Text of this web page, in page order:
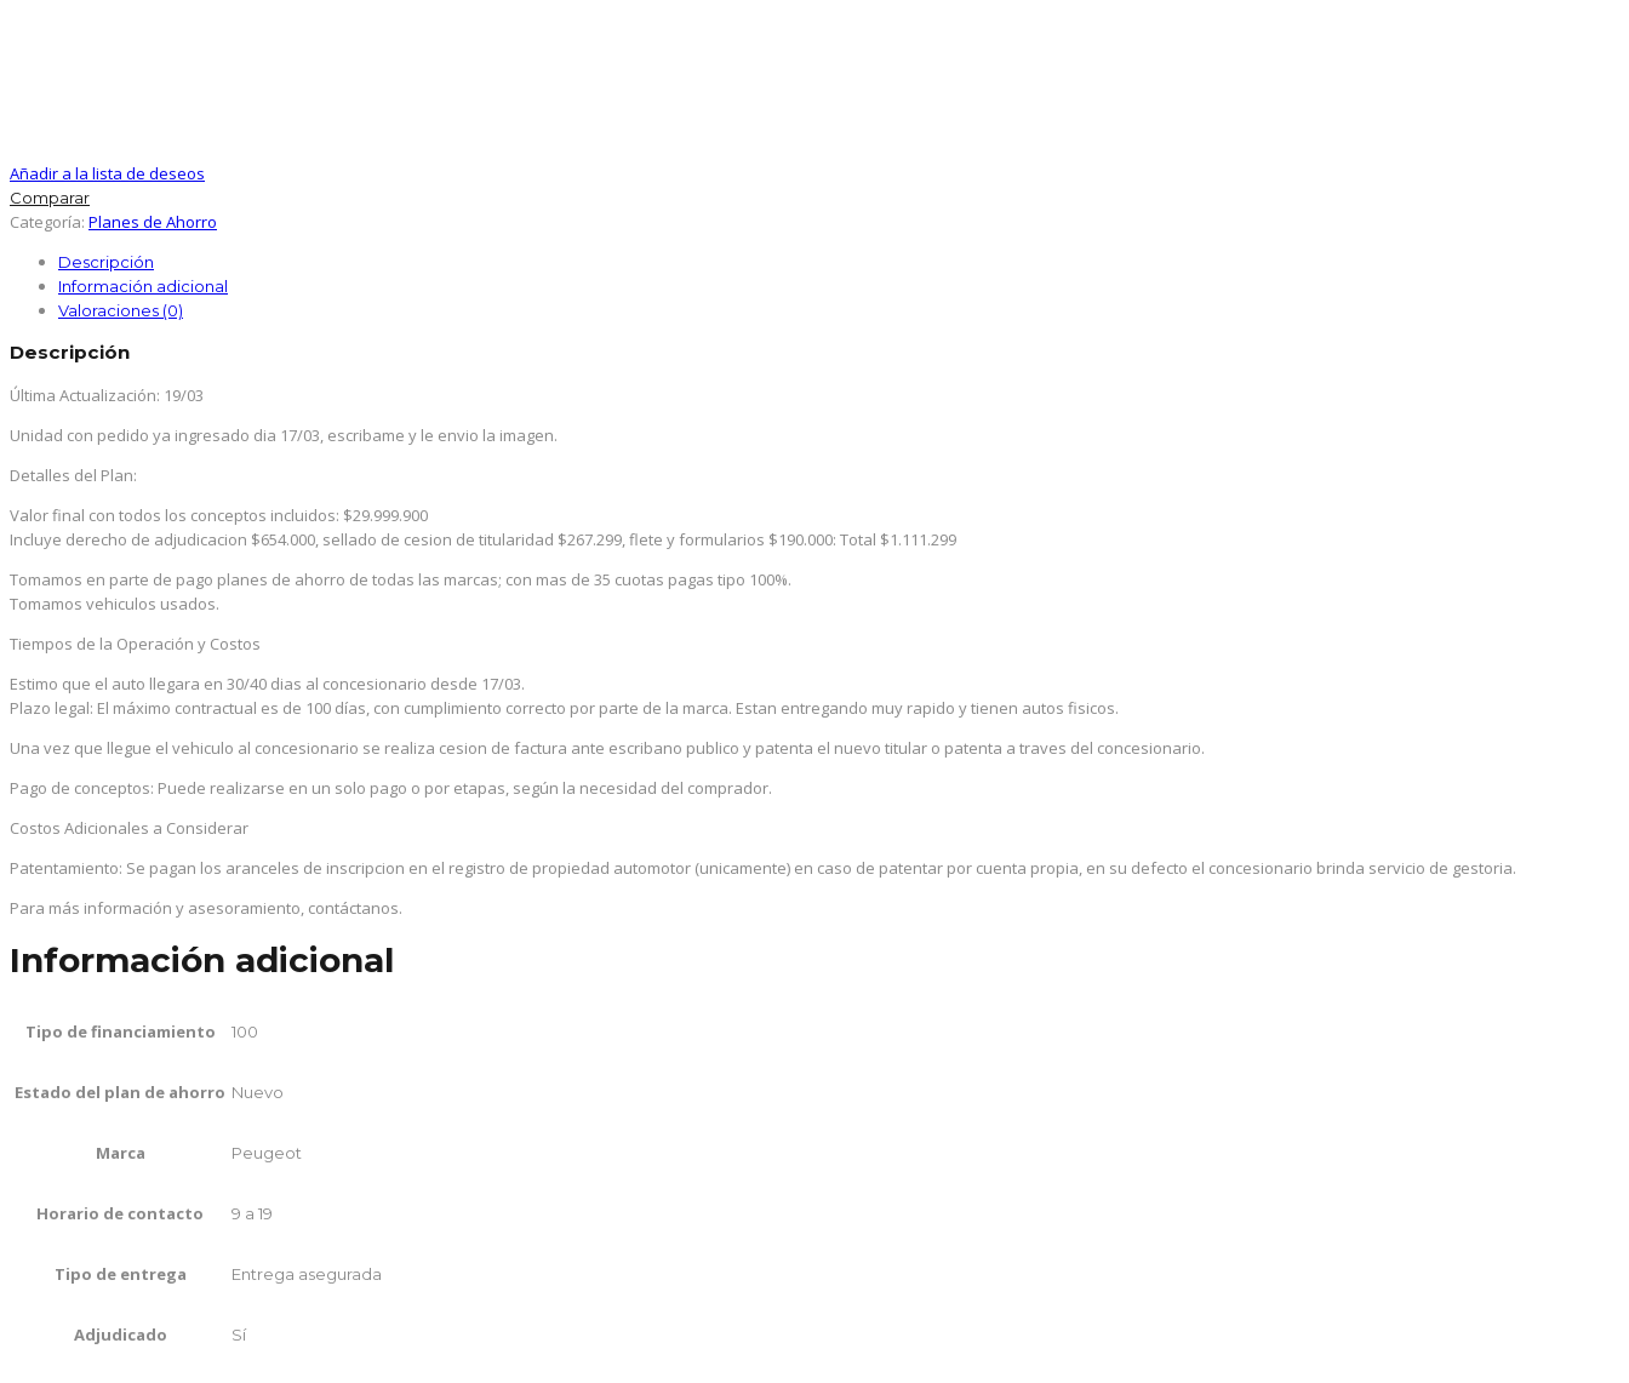
Añadir a la lista de deseos
Comparar
Categoría: Planes de Ahorro
Descripción
Información adicional
Valoraciones (0)
Descripción
Última Actualización: 19/03
Unidad con pedido ya ingresado dia 17/03, escribame y le envio la imagen.
Detalles del Plan:
Valor final con todos los conceptos incluidos: $29.999.900
Incluye derecho de adjudicacion $654.000, sellado de cesion de titularidad $267.299, flete y formularios $190.000: Total $1.111.299
Tomamos en parte de pago planes de ahorro de todas las marcas; con mas de 35 cuotas pagas tipo 100%.
Tomamos vehiculos usados.
Tiempos de la Operación y Costos
Estimo que el auto llegara en 30/40 dias al concesionario desde 17/03.
Plazo legal: El máximo contractual es de 100 días, con cumplimiento correcto por parte de la marca. Estan entregando muy rapido y tienen autos fisicos.
Una vez que llegue el vehiculo al concesionario se realiza cesion de factura ante escribano publico y patenta el nuevo titular o patenta a traves del concesionario.
Pago de conceptos: Puede realizarse en un solo pago o por etapas, según la necesidad del comprador.
Costos Adicionales a Considerar
Patentamiento: Se pagan los aranceles de inscripcion en el registro de propiedad automotor (unicamente) en caso de patentar por cuenta propia, en su defecto el concesionario brinda servicio de gestoria.
Para más información y asesoramiento, contáctanos.
Información adicional
Tipo de financiamiento 100
Estado del plan de ahorro Nuevo
Marca Peugeot
Horario de contacto 9 a 19
Tipo de entrega Entrega asegurada
Adjudicado Sí